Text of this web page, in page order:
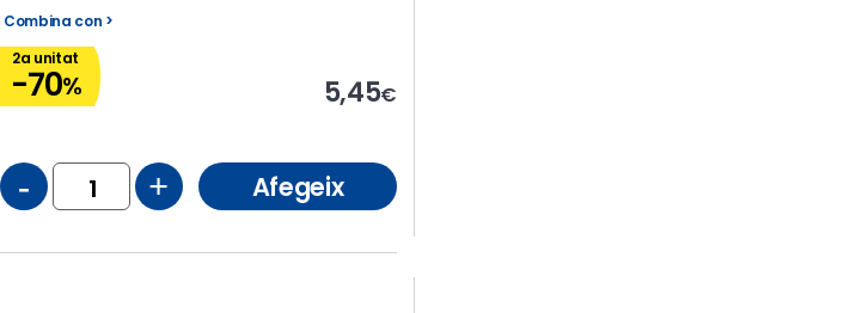
Combina con >
2a unitat
-70% 5,45€
- + Afegeix